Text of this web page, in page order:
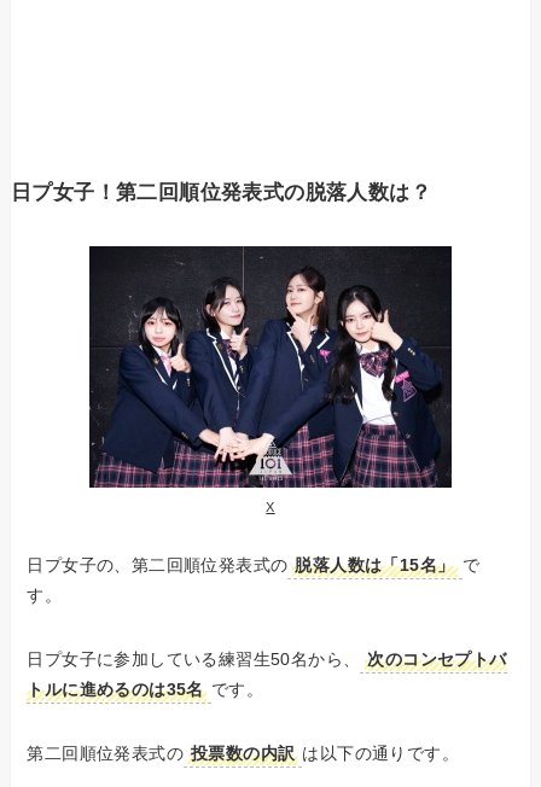
日プ女子！第二回順位発表式の脱落人数は？
X
日プ女子の、第二回順位発表式の 脱落人数は「15名」 で
す。
日プ女子に参加している練習生50名から、
次のコンセプトバ
トルに進めるのは35名 です。
第二回順位発表式の 投票数の内訳 は以下の通りです。